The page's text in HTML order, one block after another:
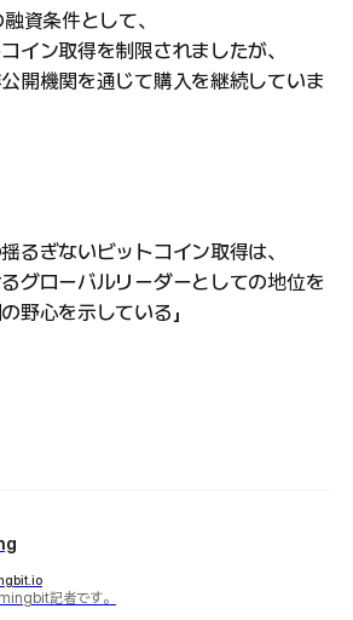
資条件として、
イン取得を制限されましたが、
開機関を通じて購入を継続していま
るぎないビットコイン取得は、
グローバルリーダーとしての地位を
野心を示している」
記者です。